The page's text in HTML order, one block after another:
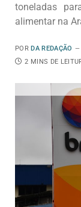
toneladas
alimentar na
POR DA REDAÇÃO
2 MINS DE